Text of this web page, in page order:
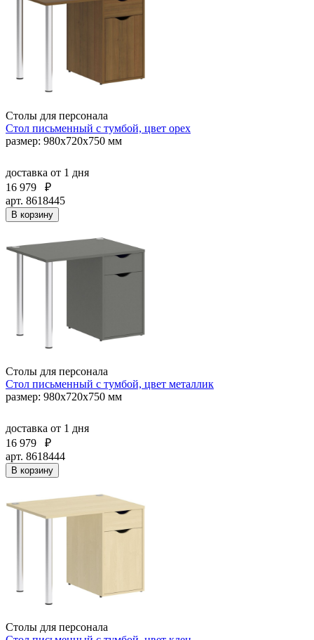
Столы для персонала
Стол письменный с тумбой, цвет орех
размер: 980х720х750 мм
доставка от 1 дня
16 979
₽
арт. 8618445
В корзину
Столы для персонала
Стол письменный с тумбой, цвет металлик
размер: 980х720х750 мм
доставка от 1 дня
16 979
₽
арт. 8618444
В корзину
Столы для персонала